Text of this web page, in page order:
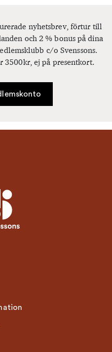
nyhetsbrev, förtur till
och 2 % bonus på dina
c/o Svenssons.
ej på presentkort.